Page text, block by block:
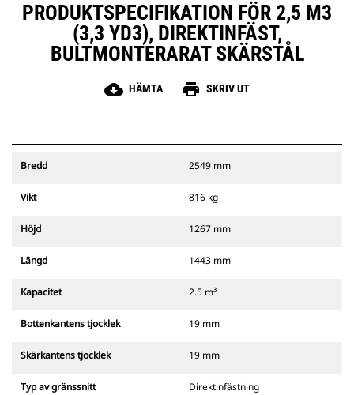
PRODUKTSPECIFIKATION FÖR 2,5 M3
(3,3 YD3), DIREKTINFÄST,
BULTMONTERARAT SKÄRSTÅL
cloud_download HÄMTA print SKRIV UT
Bredd 2549 mm
Vikt 816 kg
Höjd 1267 mm
Längd 1443 mm
Kapacitet 2.5 m³
Bottenkantens tjocklek 19 mm
Skärkantens tjocklek 19 mm
Typ av gränssnitt Direktinfästning